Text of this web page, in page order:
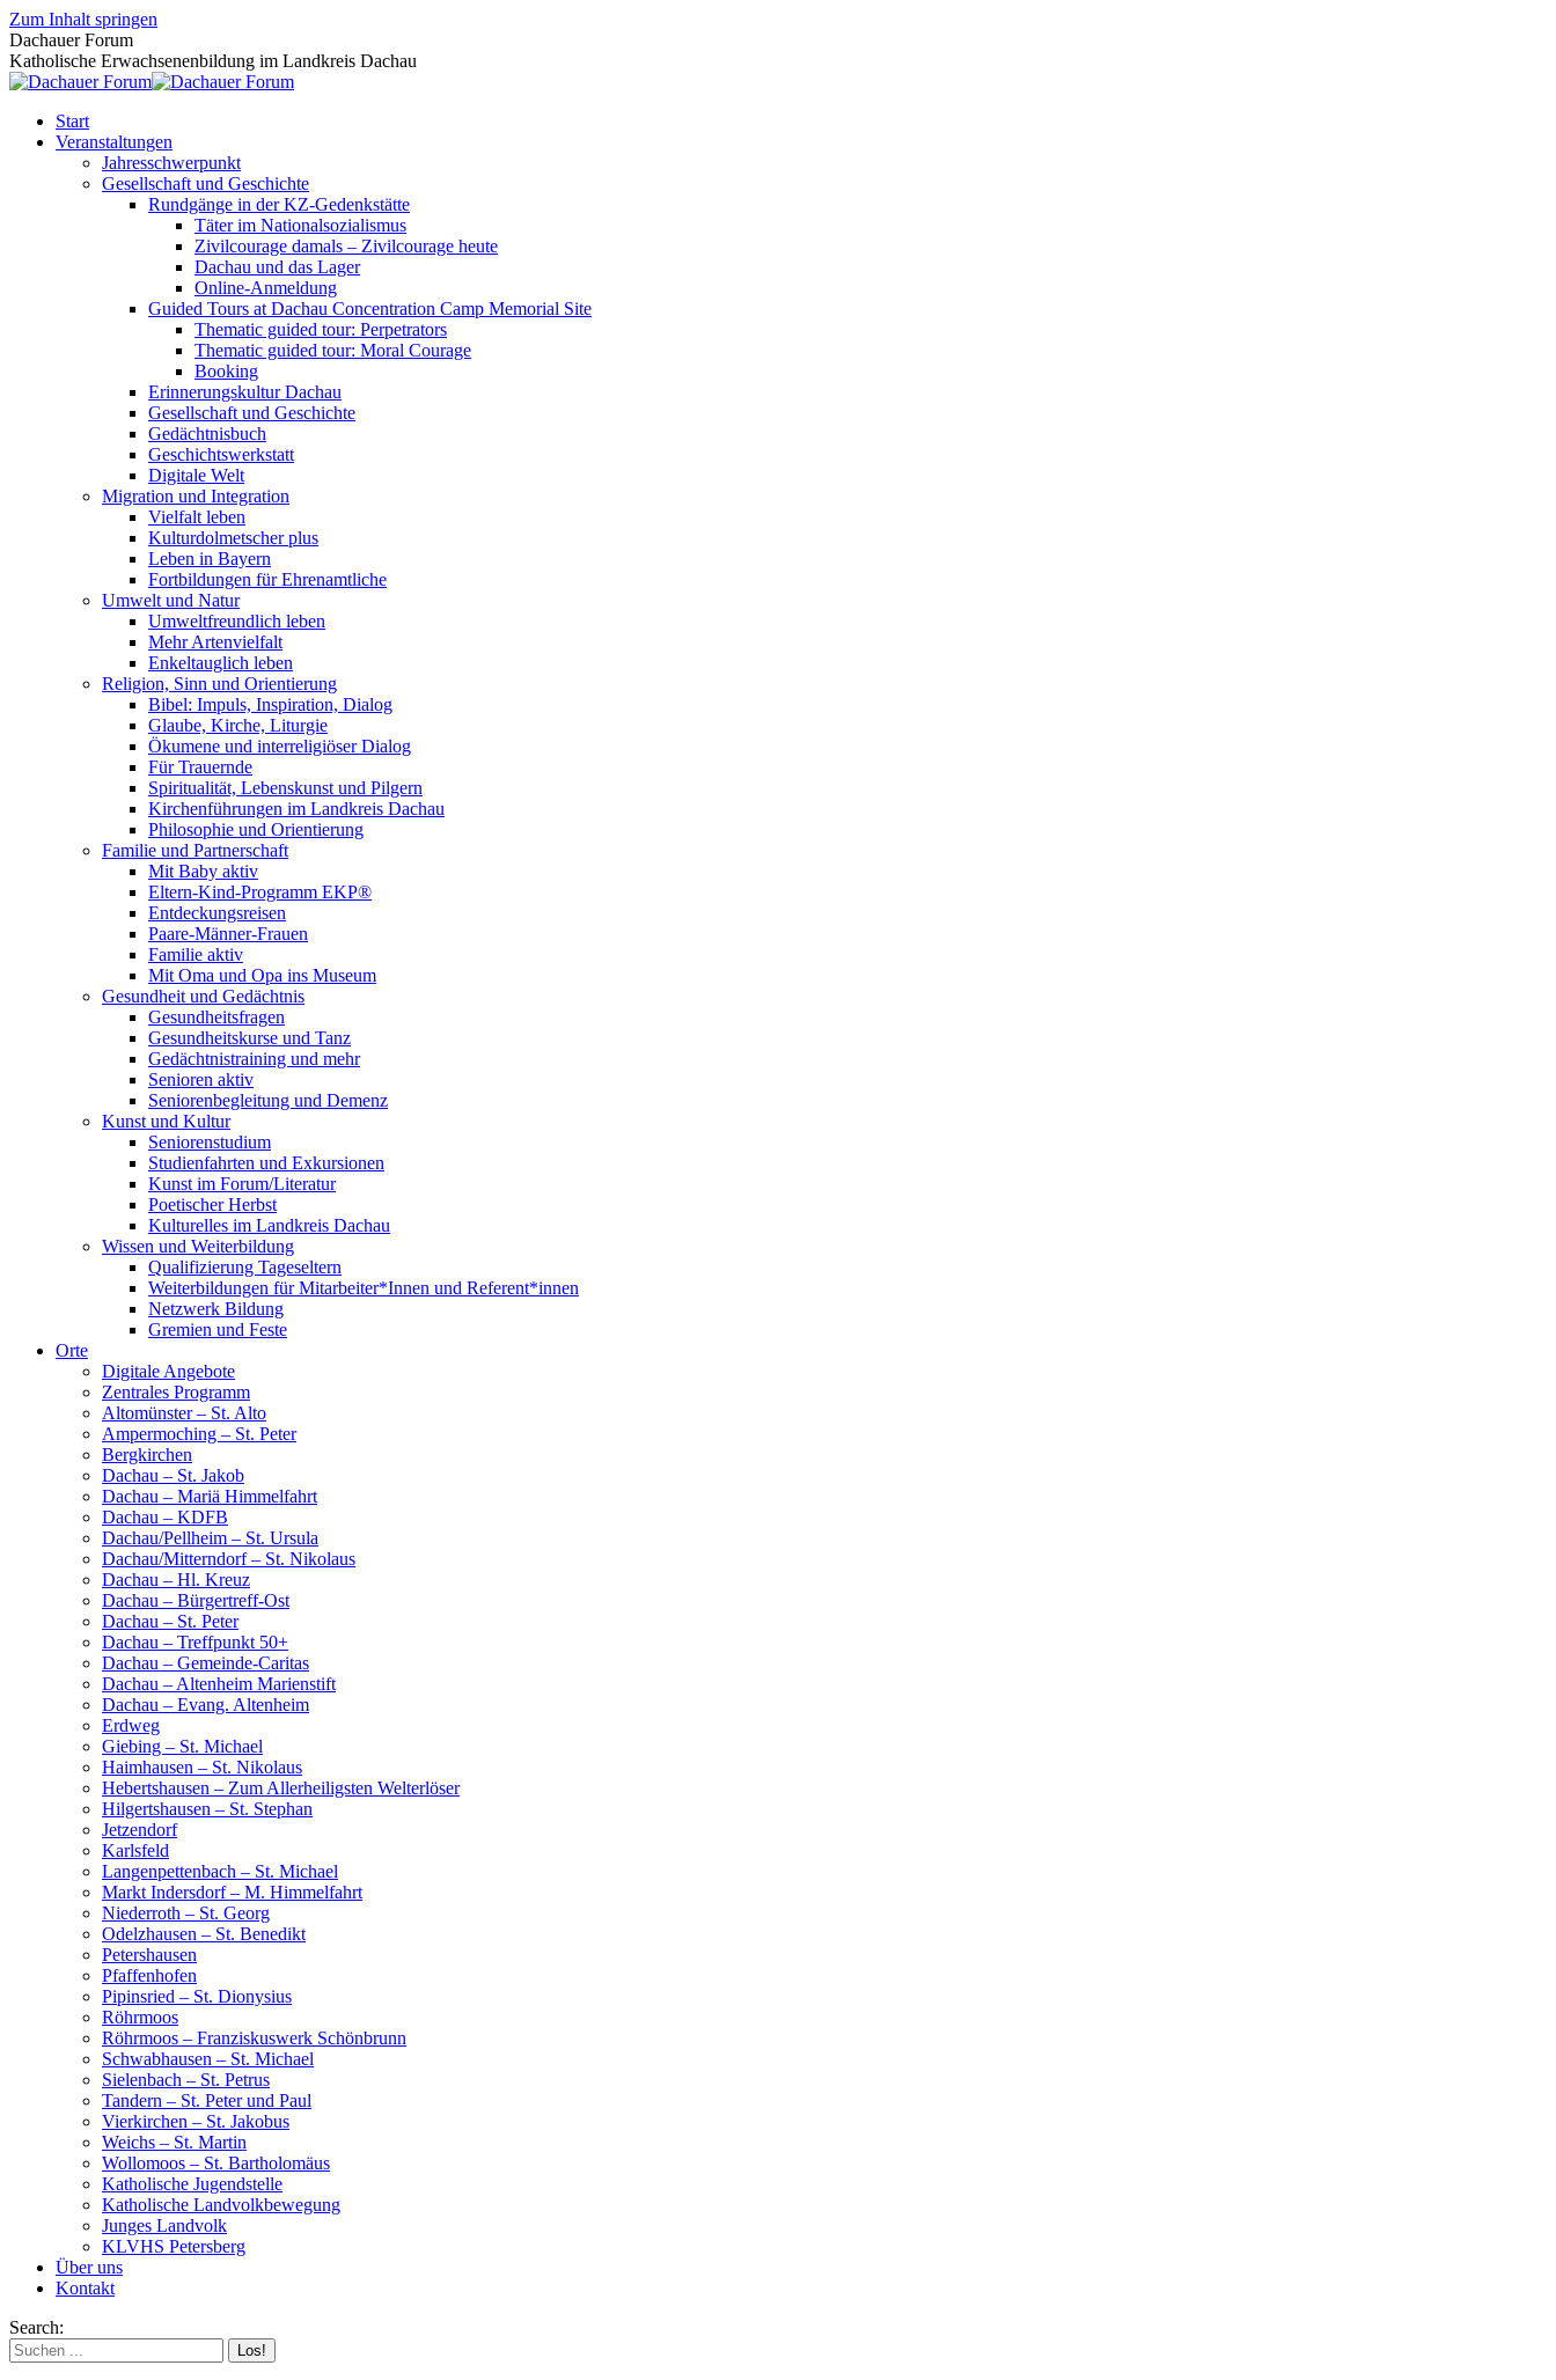
Zum Inhalt springen
Dachauer Forum
Katholische Erwachsenenbildung im Landkreis Dachau
Start
Veranstaltungen
Jahresschwerpunkt
Gesellschaft und Geschichte
Rundgänge in der KZ-Gedenkstätte
Täter im Nationalsozialismus
Zivilcourage damals – Zivilcourage heute
Dachau und das Lager
Online-Anmeldung
Guided Tours at Dachau Concentration Camp Memorial Site
Thematic guided tour: Perpetrators
Thematic guided tour: Moral Courage
Booking
Erinnerungskultur Dachau
Gesellschaft und Geschichte
Gedächtnisbuch
Geschichtswerkstatt
Digitale Welt
Migration und Integration
Vielfalt leben
Kulturdolmetscher plus
Leben in Bayern
Fortbildungen für Ehrenamtliche
Umwelt und Natur
Umweltfreundlich leben
Mehr Artenvielfalt
Enkeltauglich leben
Religion, Sinn und Orientierung
Bibel: Impuls, Inspiration, Dialog
Glaube, Kirche, Liturgie
Ökumene und interreligiöser Dialog
Für Trauernde
Spiritualität, Lebenskunst und Pilgern
Kirchenführungen im Landkreis Dachau
Philosophie und Orientierung
Familie und Partnerschaft
Mit Baby aktiv
Eltern-Kind-Programm EKP®
Entdeckungsreisen
Paare-Männer-Frauen
Familie aktiv
Mit Oma und Opa ins Museum
Gesundheit und Gedächtnis
Gesundheitsfragen
Gesundheitskurse und Tanz
Gedächtnistraining und mehr
Senioren aktiv
Seniorenbegleitung und Demenz
Kunst und Kultur
Seniorenstudium
Studienfahrten und Exkursionen
Kunst im Forum/Literatur
Poetischer Herbst
Kulturelles im Landkreis Dachau
Wissen und Weiterbildung
Qualifizierung Tageseltern
Weiterbildungen für Mitarbeiter*Innen und Referent*innen
Netzwerk Bildung
Gremien und Feste
Orte
Digitale Angebote
Zentrales Programm
Altomünster – St. Alto
Ampermoching – St. Peter
Bergkirchen
Dachau – St. Jakob
Dachau – Mariä Himmelfahrt
Dachau – KDFB
Dachau/Pellheim – St. Ursula
Dachau/Mitterndorf – St. Nikolaus
Dachau – Hl. Kreuz
Dachau – Bürgertreff-Ost
Dachau – St. Peter
Dachau – Treffpunkt 50+
Dachau – Gemeinde-Caritas
Dachau – Altenheim Marienstift
Dachau – Evang. Altenheim
Erdweg
Giebing – St. Michael
Haimhausen – St. Nikolaus
Hebertshausen – Zum Allerheiligsten Welterlöser
Hilgertshausen – St. Stephan
Jetzendorf
Karlsfeld
Langenpettenbach – St. Michael
Markt Indersdorf – M. Himmelfahrt
Niederroth – St. Georg
Odelzhausen – St. Benedikt
Petershausen
Pfaffenhofen
Pipinsried – St. Dionysius
Röhrmoos
Röhrmoos – Franziskuswerk Schönbrunn
Schwabhausen – St. Michael
Sielenbach – St. Petrus
Tandern – St. Peter und Paul
Vierkirchen – St. Jakobus
Weichs – St. Martin
Wollomoos – St. Bartholomäus
Katholische Jugendstelle
Katholische Landvolkbewegung
Junges Landvolk
KLVHS Petersberg
Über uns
Kontakt
Search: